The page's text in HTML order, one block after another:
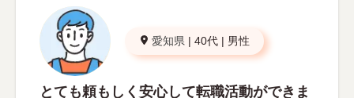
愛知県 | 40代 | 男性
とても頼もしく安心して転職活動ができま